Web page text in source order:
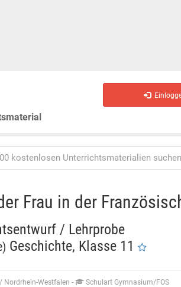
Frau in der
/ Lehrprobe
Geschichte, Klasse 11
Westfalen - Schulart Gymnasium/FOS